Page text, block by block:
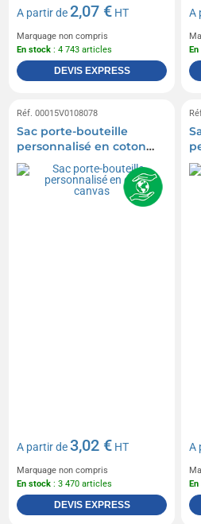
A partir de2,07 € HT
Marquage non compris
En stock : 4 743 articles
DEVIS EXPRESS
A
Réf. 00015V0108078
Sac porte-bouteille
personnalisé en coton
canvas
A partir de3,02 € HT
Marquage non compris
En stock : 3 470 articles
DEVIS EXPRESS
A